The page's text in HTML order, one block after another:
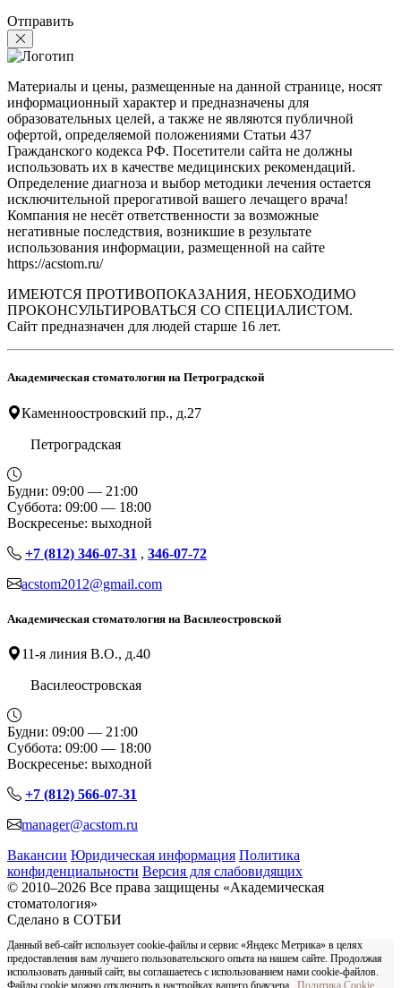
Отправить
Материалы и цены, размещенные на данной странице, носят
информационный характер и предназначены для
образовательных целей, а также не являются публичной
офертой, определяемой положениями Статьи 437
Гражданского кодекса РФ. Посетители сайта не должны
использовать их в качестве медицинских рекомендаций.
Определение диагноза и выбор методики лечения остается
исключительной прерогативой вашего лечащего врача!
Компания не несёт ответственности за возможные
негативные последствия, возникшие в результате
использования информации, размещенной на сайте
https://acstom.ru/
ИМЕЮТСЯ ПРОТИВОПОКАЗАНИЯ, НЕОБХОДИМО
ПРОКОНСУЛЬТИРОВАТЬСЯ СО СПЕЦИАЛИСТОМ.
Сайт предназначен для людей старше 16 лет.
Академическая стоматология на Петроградской
Каменноостровский пр., д.27
Петроградская
Будни: 09:00 — 21:00
Суббота: 09:00 — 18:00
Воскресенье: выходной
+7 (812) 346-07-31 , 346-07-72
acstom2012@gmail.com
Академическая стоматология на Василеостровской
11-я линия В.О., д.40
Василеостровская
Будни: 09:00 — 21:00
Суббота: 09:00 — 18:00
Воскресенье: выходной
+7 (812) 566-07-31
manager@acstom.ru
Вакансии Юридическая информация Политика
конфиденциальности Версия для слабовидящих
© 2010–2026 Все права защищены «Академическая
стоматология»
Сделано в СОТБИ
Данный веб-сайт использует cookie-файлы и сервис «Яндекс Метрика» в целях
предоставления вам лучшего пользовательского опыта на нашем сайте. Продолжая
использовать данный сайт, вы соглашаетесь с использованием нами cookie-файлов.
Файлы cookie можно отключить в настройках вашего браузера. Политика Cookie